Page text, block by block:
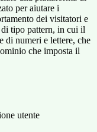
per aiutare i
dei visitatori e
tipo pattern, in cui il
di numeri e lettere, che
che imposta il
utente